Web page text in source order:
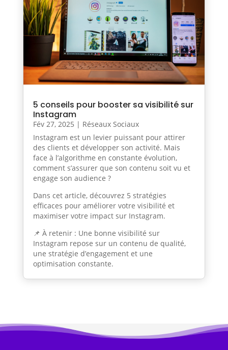
5 conseils pour booster sa visibilité sur
Instagram
Fév 27, 2025 | Réseaux Sociaux
Instagram est un levier puissant pour attirer
des clients et développer son activité. Mais
face à l’algorithme en constante évolution,
comment s’assurer que son contenu soit vu et
engage son audience ?
Dans cet article, découvrez 5 stratégies
efficaces pour améliorer votre visibilité et
maximiser votre impact sur Instagram.
📌 À retenir : Une bonne visibilité sur
Instagram repose sur un contenu de qualité,
une stratégie d’engagement et une
optimisation constante.